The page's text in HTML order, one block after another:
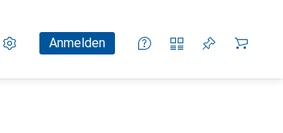
Einstellungen
KundenkontoAnmelden
Vergleichslisten
Merklisten
Warenkorb